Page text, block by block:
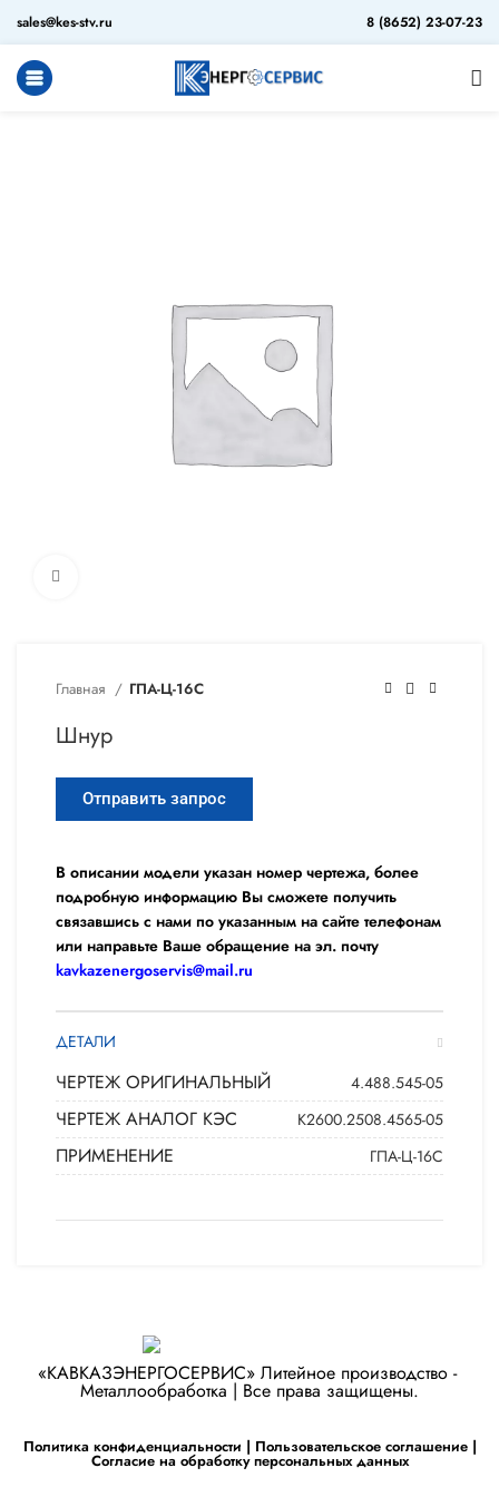
sales@kes-stv.ru 8 (8652) 23-07-23
Главная ГПА-Ц-16С
Шнур
Отправить запрос
В описании модели указан номер чертежа, более
подробную информацию Вы сможете получить
связавшись с нами по указанным на сайте телефонам
или направьте Ваше обращение на эл. почту
kavkazenergoservis@mail.ru
ДЕТАЛИ
ЧЕРТЕЖ ОРИГИНАЛЬНЫЙ 4.488.545-05
ЧЕРТЕЖ АНАЛОГ КЭС К2600.2508.4565-05
ПРИМЕНЕНИЕ ГПА-Ц-16С
«КАВКАЗЭНЕРГОСЕРВИС» ​Литейное производство - ​
Металлообработка | Все права защищены.
Политика конфиденциальности | Пользовательское соглашение|
Согласие на обработку персональных данных